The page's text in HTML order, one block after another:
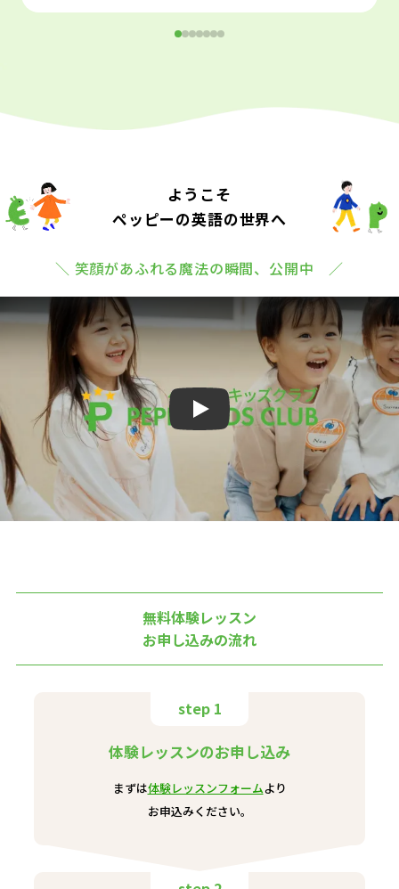
ようこそ
ペッピーの英語の世界へ
＼ 笑顔があふれる魔法の瞬間、公開中 ／
Play
無料体験レッスン
お申し込みの流れ
step 1
体験レッスンのお申し込み
まずは体験レッスンフォームより
お申込みください。